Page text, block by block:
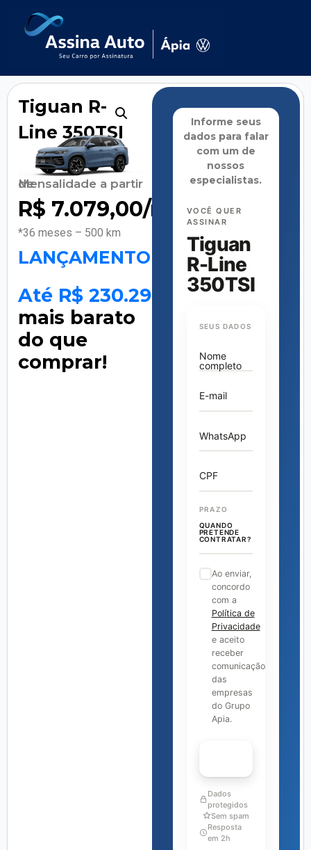
Tiguan R-
Line 350TSI
Mensalidade a partir de
R$ 7.079,00/mês
*36 meses – 500 km
LANÇAMENTO
Até R$ 230.298
mais barato
do que
comprar!
Informe seus
dados para falar
com um de
nossos
especialistas.
VOCÊ QUER
ASSINAR
Tiguan
R-Line
350TSI
SEUS DADOS
Nome
completo
E-mail
WhatsApp
CPF
PRAZO
QUANDO
PRETENDE
CONTRATAR?
Ao enviar,
concordo
com a
Política de
Privacidade
e aceito
receber
comunicação
das
empresas
do Grupo
Apia.
Dados
protegidos
Sem spam
Resposta
em 2h